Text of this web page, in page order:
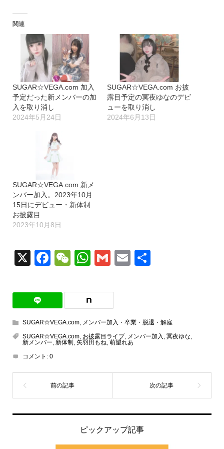
込
み
中…
関連
SUGAR☆VEGA.com 加入
予定だった新メンバーの加
入を取り消し
2024年5月24日
SUGAR☆VEGA.​com お披
露目予定の冥夜ゆなのデビ
ューを取り消し
2024年6月13日
SUGAR☆VEGA.com 新メ
ンバー加入。2023年10月
15日にデビュー・新体制
お披露目
2023年10月8日
X Facebook
WeChat
WhatsApp
GmailEmail
SUGAR☆VEGA.com, メンバー加入・卒業・脱退・解雇
SUGAR☆VEGA.com, お披露目ライブ, メンバー加入 , 冥夜ゆな,
新メンバー, 新体制 , 矢羽田もね, 萌望れあ
コメント: 0
ピックアップ記事